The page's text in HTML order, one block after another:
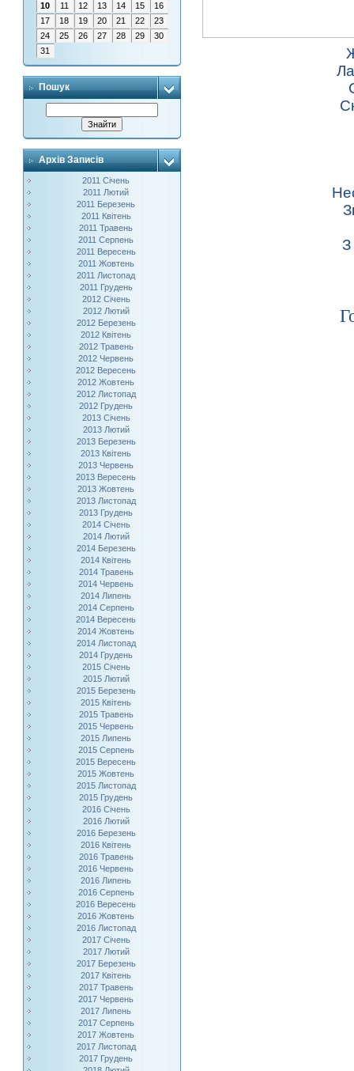
10
11 12 13 14 15
16
17
18 19 20 21 22
23
24
25 26 27 28 29
30
31
Пошук
Архів Записів
2011 Січень
2011 Лютий
2011 Березень
2011 Квітень
2011 Травень
2011 Серпень
2011 Вересень
2011 Жовтень
2011 Листопад
2011 Грудень
2012 Січень
2012 Лютий
2012 Березень
2012 Квітень
2012 Травень
2012 Червень
2012 Вересень
2012 Жовтень
2012 Листопад
2012 Грудень
2013 Січень
2013 Лютий
2013 Березень
2013 Квітень
2013 Червень
2013 Вересень
2013 Жовтень
2013 Листопад
2013 Грудень
2014 Січень
2014 Лютий
2014 Березень
2014 Квітень
2014 Травень
2014 Червень
2014 Липень
2014 Серпень
2014 Вересень
2014 Жовтень
2014 Листопад
2014 Грудень
2015 Січень
2015 Лютий
2015 Березень
2015 Квітень
2015 Травень
2015 Червень
2015 Липень
2015 Серпень
2015 Вересень
2015 Жовтень
2015 Листопад
2015 Грудень
2016 Січень
2016 Лютий
2016 Березень
2016 Квітень
2016 Травень
2016 Червень
2016 Липень
2016 Серпень
2016 Вересень
2016 Жовтень
2016 Листопад
2017 Січень
2017 Лютий
2017 Березень
2017 Квітень
2017 Травень
2017 Червень
2017 Липень
2017 Серпень
2017 Жовтень
2017 Листопад
2017 Грудень
З